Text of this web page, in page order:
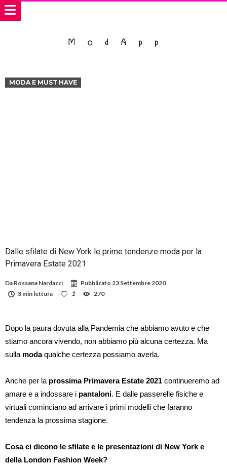
MODA E MUST HAVE
Dalle sfilate di New York le prime tendenze moda per la
Primavera Estate 2021
Da Rossana Nardacci Pubblicato 23 Settembre 2020
3 min lettura
1 270
Dopo la paura dovuta alla Pandemia che abbiamo avuto e che
stiamo ancora vivendo, non abbiamo più alcuna certezza. Ma
sulla modaqualche certezza possiamo averla.
Anche per la prossima Primavera Estate 2021 continueremo ad
amare e a indossare i pantaloni. E dalle passerelle fisiche e
virtuali cominciano ad arrivare i primi modelli che faranno
tendenza la prossima stagione.
Cosa ci dicono le sfilate e le presentazioni di New York e
della London Fashion Week?